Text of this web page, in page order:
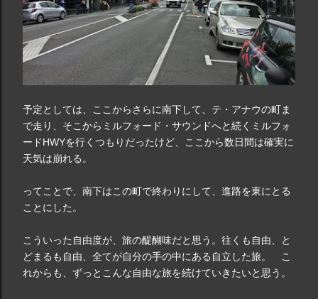
予定としては、ここからさらに南下して、テ・アナウの町ま
で走り、そこからミルフォード・サウンドへと続くミルフォ
ードHWYを行くつもりだったけど、ここから数日間は確実に
天気は崩れる。
ってことで、南下はこの町で終わりにして、進路を東にとる
ことにした。
こういった自由度が、旅の醍醐味だと思う。往くも自由、と
どまるも自由、全てが自分の手の中にある自立した旅。 こ
れからも、ずっとこんな自由な旅を続けていきたいと思う。